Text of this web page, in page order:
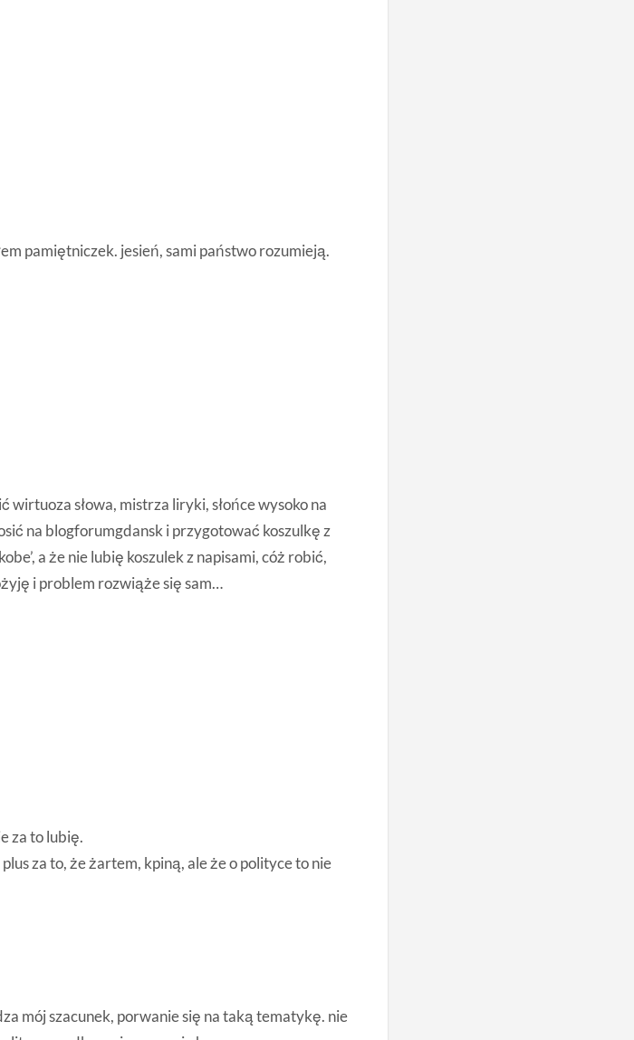
pamiętniczek. jesień, sami państwo rozumieją.
słowa, mistrza liryki, słońce wysoko na
na blogforumgdansk i przygotować koszulkę z
a że nie lubię koszulek z napisami, cóż robić,
i problem rozwiąże się sam…
za to lubię.
za to, że żartem, kpiną, ale że o polityce to nie
mój szacunek, porwanie się na taką tematykę. nie